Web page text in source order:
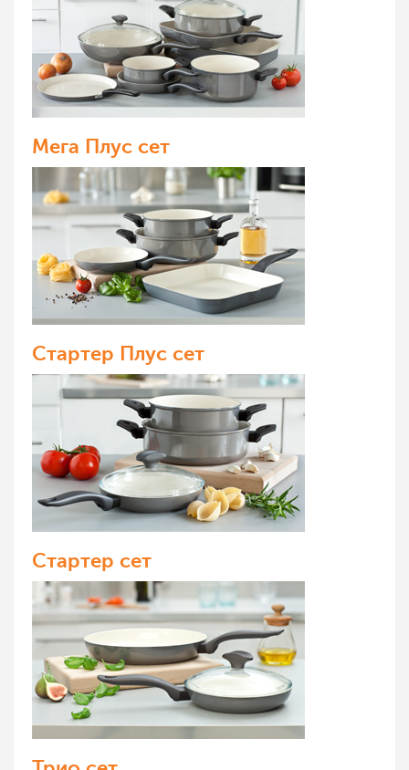
Мега Плус сет
Стартер Плус сет
Стартер сет